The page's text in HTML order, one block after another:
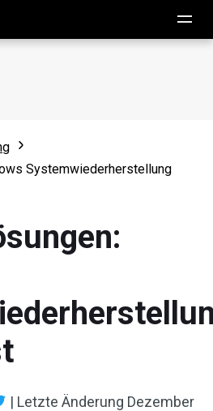
Systemwiederherstellung
| Letzte Änderung Dezember